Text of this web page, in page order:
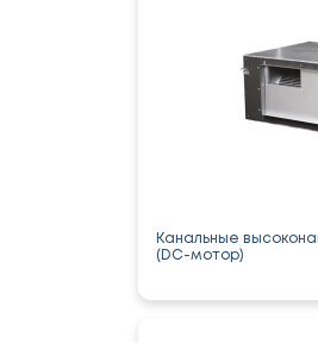
Канальные
(DC-мотор)